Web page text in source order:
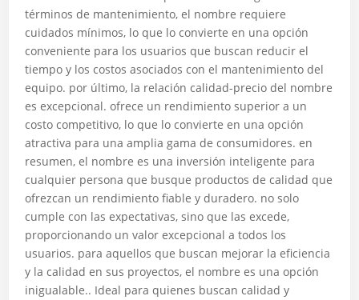
términos de mantenimiento, el nombre requiere
cuidados mínimos, lo que lo convierte en una opción
conveniente para los usuarios que buscan reducir el
tiempo y los costos asociados con el mantenimiento del
equipo. por último, la relación calidad-precio del nombre
es excepcional. ofrece un rendimiento superior a un
costo competitivo, lo que lo convierte en una opción
atractiva para una amplia gama de consumidores. en
resumen, el nombre es una inversión inteligente para
cualquier persona que busque productos de calidad que
ofrezcan un rendimiento fiable y duradero. no solo
cumple con las expectativas, sino que las excede,
proporcionando un valor excepcional a todos los
usuarios. para aquellos que buscan mejorar la eficiencia
y la calidad en sus proyectos, el nombre es una opción
inigualable.. Ideal para quienes buscan calidad y